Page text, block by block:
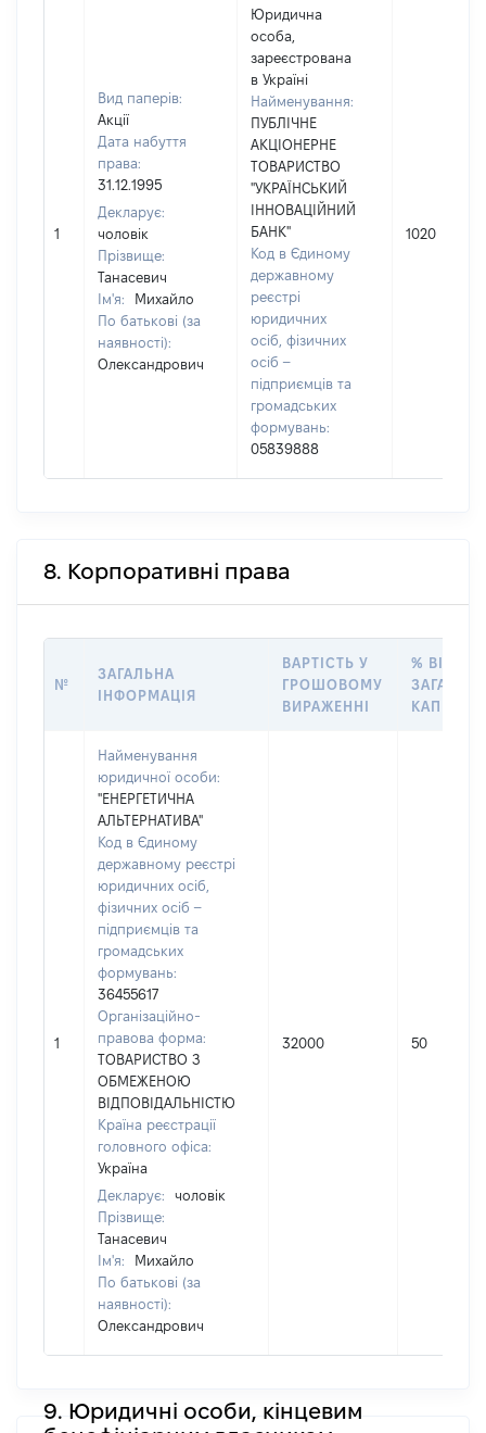
1
Вид паперів:
Акції
Дата набуття
права:
31.12.1995
Декларує:
чоловік
Прізвище:
Танасевич
Ім'я:
Михайло
По батькові (за
наявності):
Олександрович
Юридична
особа,
зареєстрована
в Україні
Найменування:
ПУБЛІЧНЕ
АКЦІОНЕРНЕ
ТОВАРИСТВО
"УКРАЇНСЬКИЙ
ІННОВАЦІЙНИЙ
БАНК"
Код в Єдиному
державному
реєстрі
юридичних
осіб, фізичних
осіб –
підприємців та
громадських
формувань:
05839888
1020
8. Корпоративні права
№
ЗАГАЛЬНА
ІНФОРМАЦІЯ
ВАРТІСТЬ У
ГРОШОВОМУ
ВИРАЖЕННІ
% ВІД
КАПІТАЛУ
1
Найменування
юридичної особи:
"ЕНЕРГЕТИЧНА
АЛЬТЕРНАТИВА"
Код в Єдиному
державному реєстрі
юридичних осіб,
фізичних осіб –
підприємців та
громадських
формувань:
36455617
Організаційно-
правова форма:
ТОВАРИСТВО З
ОБМЕЖЕНОЮ
ВІДПОВІДАЛЬНІСТЮ
Країна реєстрації
головного офіса:
Україна
Декларує:
чоловік
Прізвище:
Танасевич
Ім'я:
Михайло
По батькові (за
наявності):
Олександрович
32000 50
9. Юридичні особи, кінцевим